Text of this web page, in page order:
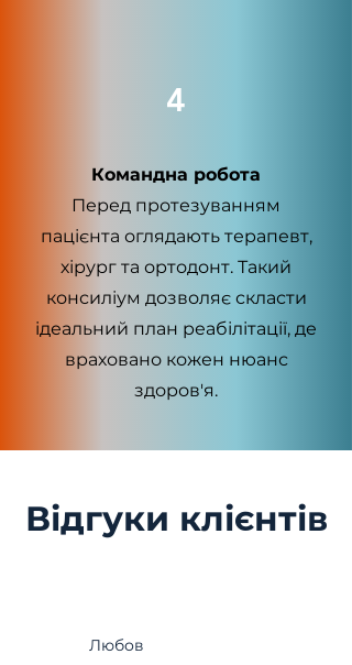
4
Командна робота
Перед протезуванням
пацієнта оглядають терапевт,
хірург та ортодонт. Такий
консиліум дозволяє скласти
ідеальний план реабілітації, де
враховано кожен нюанс
здоров'я.
Відгуки клієнтів
Любов